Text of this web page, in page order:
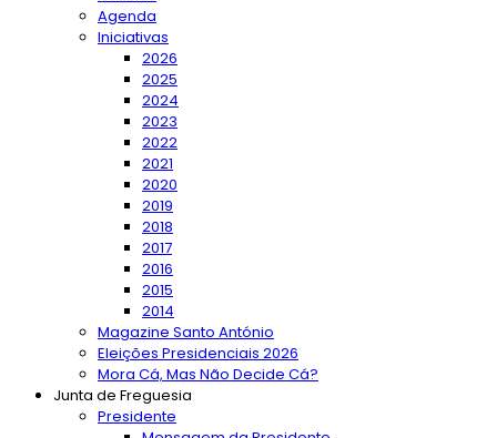
Agenda
Iniciativas
2026
2025
2024
2023
2022
2021
2020
2019
2018
2017
2016
2015
2014
Magazine Santo António
Eleições Presidenciais 2026
Mora Cá, Mas Não Decide Cá?
Junta de Freguesia
Presidente